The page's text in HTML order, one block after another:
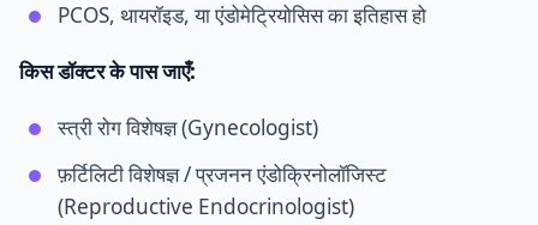
PCOS, थायरॉइड, या एंडोमेट्रियोसिस का इतिहास हो
किस डॉक्टर के पास जाएँ:
स्त्री रोग विशेषज्ञ (Gynecologist)
फ़र्टिलिटी विशेषज्ञ / प्रजनन एंडोक्रिनोलॉजिस्ट
(Reproductive Endocrinologist)